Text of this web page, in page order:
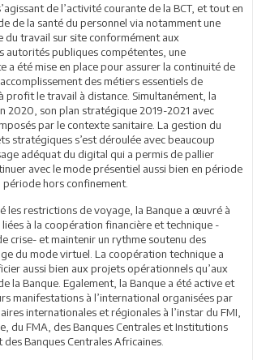
de l’activité courante de la BCT, et tout en
de la santé du personnel via notamment une
travail sur site conformément aux
autorités publiques compétentes, une
a été mise en place pour assurer la continuité de
des métiers essentiels de
profit le travail à distance. Simultanément, la
2020, son plan stratégique 2019-2021 avec
par le contexte sanitaire. La gestion du
stratégiques s’est déroulée avec beaucoup
adéquat du digital qui a permis de pallier
avec le mode présentiel aussi bien en période
période hors confinement.
les restrictions de voyage, la Banque a œuvré à
à la coopération financière et technique -
crise- et maintenir un rythme soutenu des
du mode virtuel. La coopération technique a
aussi bien aux projets opérationnels qu’aux
la Banque. Egalement, la Banque a été active et
manifestations à l’international organisées par
internationales et régionales à l’instar du FMI,
du FMA, des Banques Centrales et Institutions
Banques Centrales Africaines.